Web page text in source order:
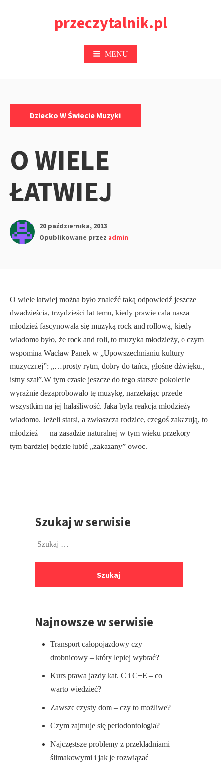
przeczytalnik.pl
MENU
Dziecko W Świecie Muzyki
O WIELE
ŁATWIEJ
20 października, 2013
Opublikowane przez admin
O wiele łatwiej można było znaleźć taką odpowiedź jeszcze
dwadzieścia, trzydzieści lat temu, kiedy prawie cala nasza
młodzież fascynowała się muzyką rock and rollową, kiedy
wiadomo było, że rock and roli, to muzyka młodzieży, o czym
wspomina Wacław Panek w „Upowszechnianiu kultury
muzycznej”: „…prosty rytm, dobry do tańca, głośne dźwięku.,
istny szał”.W tym czasie jeszcze do tego starsze pokolenie
wyraźnie dezaprobowało tę muzykę, narzekając przede
wszystkim na jej hałaśliwość. Jaka była reakcja młodzieży —
wiadomo. Jeżeli starsi, a zwłaszcza rodzice, czegoś zakazują, to
młodzież — na zasadzie naturalnej w tym wieku przekory —
tym bardziej będzie lubić „zakazany” owoc.
PrzejdźSzukaj w serwisie
Szukaj:
Najnowsze w serwisie
Transport całopojazdowy czy
drobnicowy – który lepiej wybrać?
Kurs prawa jazdy kat. C i C+E – co
warto wiedzieć?
Zawsze czysty dom – czy to możliwe?
Czym zajmuje się periodontologia?
Najczęstsze problemy z przekładniami
ślimakowymi i jak je rozwiązać